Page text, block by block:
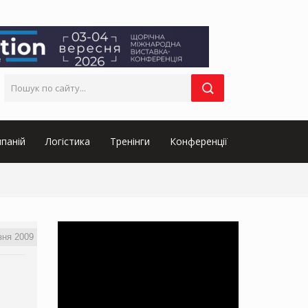
Логістика Тренінги Конференції
2009